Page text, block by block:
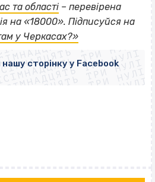
та області – перевірена
на «18000». Підписуйся на
у Черкасах?»ТРИ НУЛІ
ТРИ НУЛІ
ТРИ НУЛІ
ТРИ НУЛІ
ТРИ НУЛІ
ТРИ НУЛІ
ТРИ НУЛІ
ТРИ НУЛІ
сторінку у Facebook